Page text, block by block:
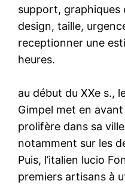
support, graphiques
design, taille,
receptionner une
heures.
au début du XXe s.,
Gimpel met en
prolifère dans sa
notamment sur les
Puis, l’italien lucio
premiers artisans à